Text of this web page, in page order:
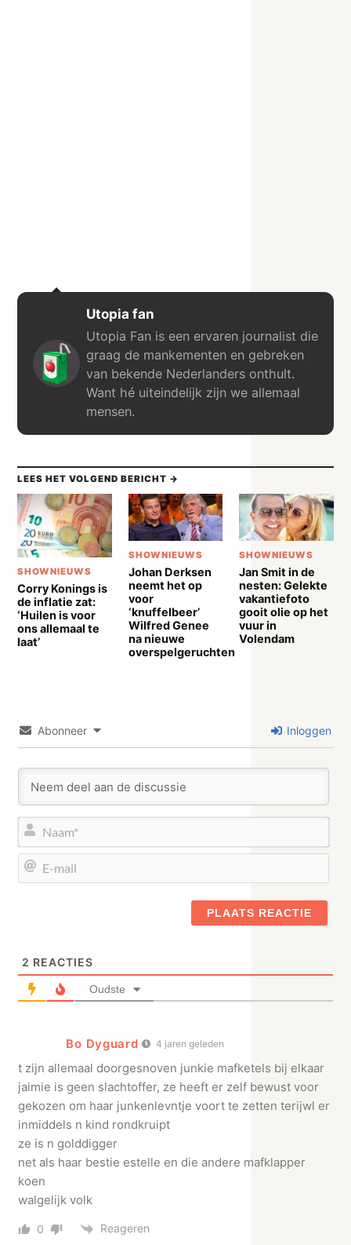
Utopia fan
Utopia Fan is een ervaren journalist die
graag de mankementen en gebreken
van bekende Nederlanders onthult.
Want hé uiteindelijk zijn we allemaal
mensen.
LEES HET VOLGEND BERICHT →
SHOWNIEUWS
Corry Konings is
de inflatie zat:
‘Huilen is voor
ons allemaal te
laat’
SHOWNIEUWS
Johan Derksen
neemt het op
voor
‘knuffelbeer’
Wilfred Genee
na nieuwe
overspelgeruchten
SHOWNIEUWS
Jan Smit in de
nesten: Gelekte
vakantiefoto
gooit olie op het
vuur in
Volendam
Abonneer Inloggen
2 REACTIES
Oudste
Bo Dyguard 4 jaren geleden
t zijn allemaal doorgesnoven junkie mafketels bij elkaar
jaimie is geen slachtoffer, ze heeft er zelf bewust voor
gekozen om haar junkenlevntje voort te zetten terijwl er
inmiddels n kind rondkruipt
ze is n golddigger
net als haar bestie estelle en die andere mafklapper
koen
walgelijk volk
0 Reageren